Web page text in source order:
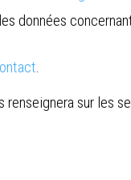
données
.
renseignera sur les